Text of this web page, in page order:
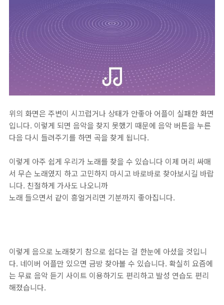
위의 화면은 주변이 시끄럽거나 상태가 안좋아 어플이 실패한 화면
입니다. 이렇게 되면 음악을 찾지 못했기 때문에 음악 버튼을 누른
다음 다시 들려주기를 하면 곡을 찾게 됩니다.
이렇게 아주 쉽게 우리가 노래를 찾을 수 있습니다 이제 머리 싸매
서 무슨 노래였지 하고 고민하지 마시고 바로바로 찾아보시길 바랍
니다. 친절하게 가사도 나오니까
노래 들으면서 같이 흥얼거리면 기분까지 좋아집니다.
이렇게 음으로 노래찾기 참으로 쉽다는 걸 한눈에 아셨을 것입니
다. 네이버 어플만 있으면 금방 찾아볼 수 있습니다. 확실히 요즘에
는 무료 음악 듣기 사이트 이용하기도 편리하고 발성 연습도 편리
해졌습니다.